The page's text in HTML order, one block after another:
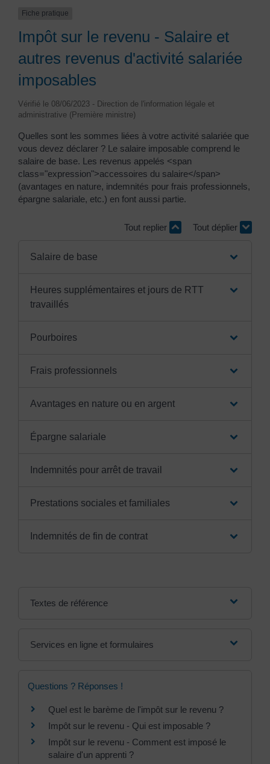
Fiche pratique
Impôt sur le revenu - Salaire et
autres revenus d'activité salariée
imposables
Vérifié le 08/06/2023 - Direction de l'information légale et
administrative (Première ministre)
Quelles sont les sommes liées à votre activité salariée que
vous devez déclarer ? Le salaire imposable comprend le
salaire de base. Les revenus appelés <span
class="expression">accessoires du salaire</span>
(avantages en nature, indemnités pour frais professionnels,
épargne salariale, etc.) en font aussi partie.
Tout replier Tout déplier
Salaire de base
Heures supplémentaires et jours de RTT
travaillés
Pourboires
Frais professionnels
Avantages en nature ou en argent
Épargne salariale
Indemnités pour arrêt de travail
Prestations sociales et familiales
Indemnités de fin de contrat
Textes de référence
Services en ligne et formulaires
Questions ? Réponses !
Quel est le barème de l'impôt sur le revenu ?
Impôt sur le revenu - Qui est imposable ?
Impôt sur le revenu - Comment est imposé le
salaire d'un apprenti ?